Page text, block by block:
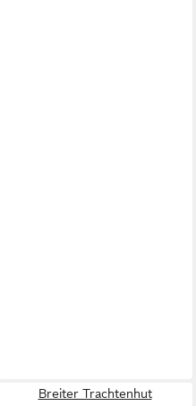
Breiter Trachtenhut